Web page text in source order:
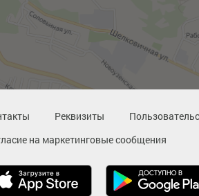
Реквизиты
на маркетинговые сообщения